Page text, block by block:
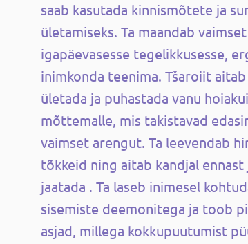
saab kasutada kinnismõtete ja
ületamiseks. Ta maandab
igapäevasesse tegelikkusesse,
inimkonda teenima. Tšaroiit
ületada ja puhastada vanu
mõttemalle, mis takistavad
vaimset arengut. Ta leevendab
tõkkeid ning aitab kandjal ennast
jaatada . Ta laseb inimesel
sisemiste deemonitega ja toob
asjad, millega kokkupuutumist